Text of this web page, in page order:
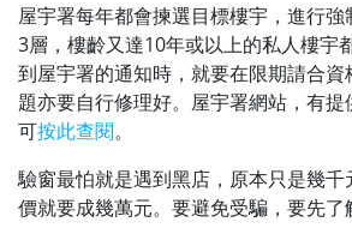
屋宇署每年都會揀選目標樓宇，進行
3層，樓齡又達10年或以上的私人樓宇
到屋宇署的通知時，就要在限期請合
題亦要自行修理好。屋宇署網站，有提
可按此查閱。
驗窗最怕就是遇到黑店，原本只是幾千
價就要成幾萬元。要避免受騙，要先了